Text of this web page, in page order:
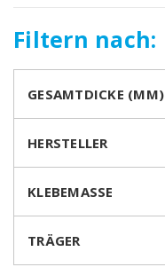
Filtern nach:
GESAMTDICKE (MM)
HERSTELLER
KLEBEMASSE
TRÄGER